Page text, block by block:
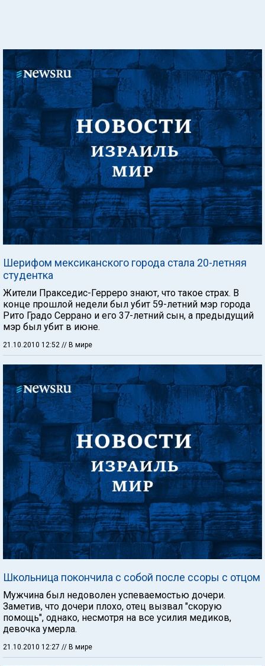
Шерифом мексиканского города стала 20-летняя
студентка
Жители Пракседис-Герреро знают, что такое страх. В
конце прошлой недели был убит 59-летний мэр города
Рито Градо Серрано и его 37-летний сын, а предыдущий
мэр был убит в июне.
21.10.2010 12:52 // В мире
Школьница покончила с собой после ссоры с отцом
Мужчина был недоволен успеваемостью дочери.
Заметив, что дочери плохо, отец вызвал "скорую
помощь", однако, несмотря на все усилия медиков,
девочка умерла.
21.10.2010 12:27 // В мире